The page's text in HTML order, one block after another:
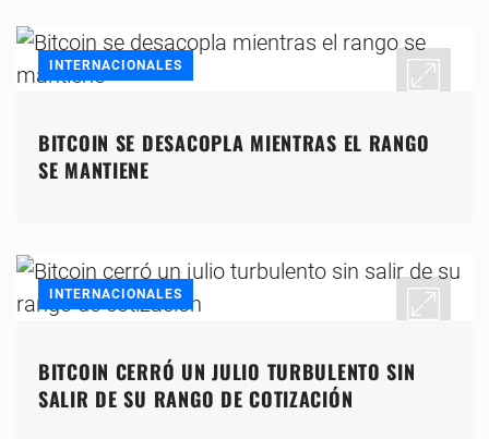
INTERNACIONALES
BITCOIN SE DESACOPLA MIENTRAS EL RANGO
SE MANTIENE
INTERNACIONALES
BITCOIN CERRÓ UN JULIO TURBULENTO SIN
SALIR DE SU RANGO DE COTIZACIÓN